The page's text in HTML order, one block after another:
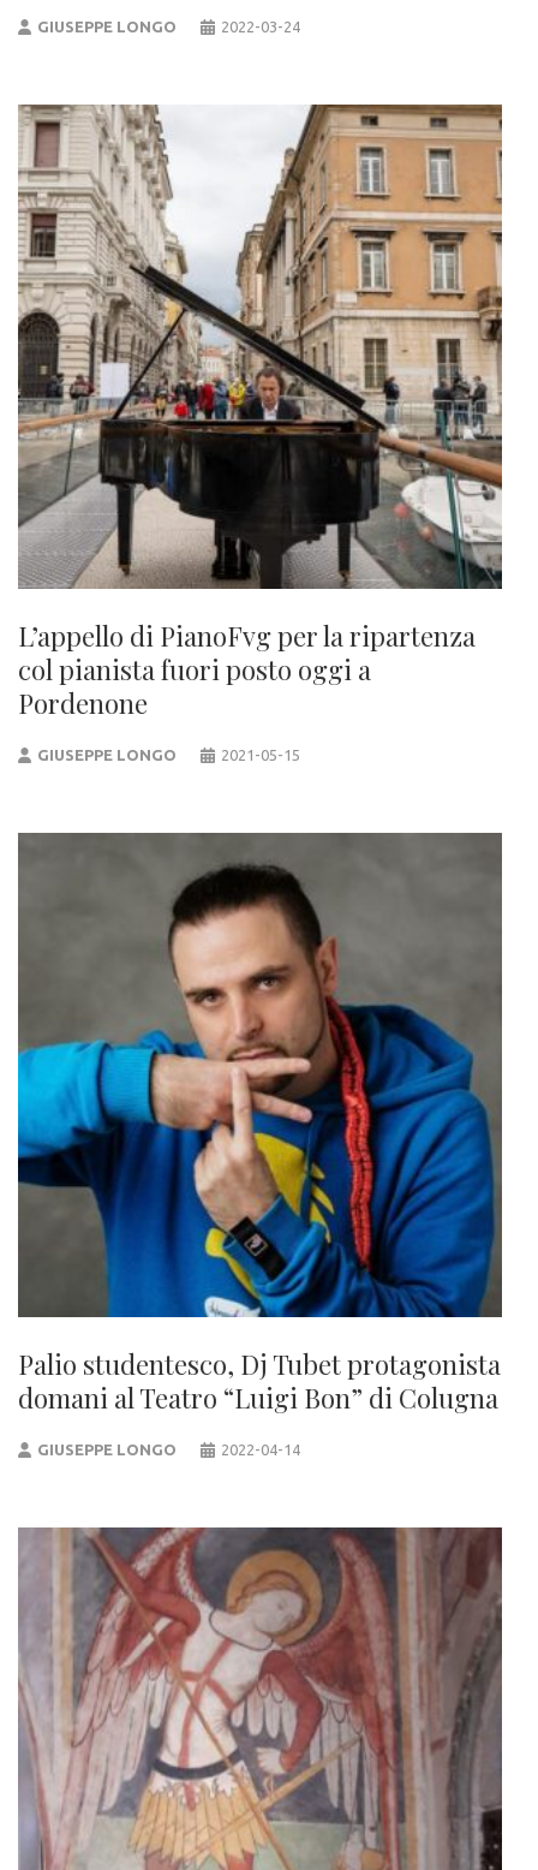
GIUSEPPE LONGO 2022-03-24
L’appello di PianoFvg per la ripartenza
col pianista fuori posto oggi a
Pordenone
GIUSEPPE LONGO 2021-05-15
Palio studentesco, Dj Tubet protagonista
domani al Teatro “Luigi Bon” di Colugna
GIUSEPPE LONGO 2022-04-14